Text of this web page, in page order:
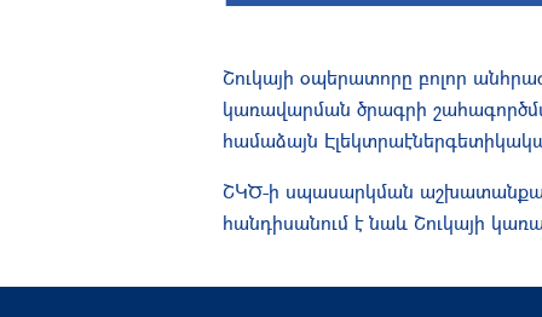
Շուկայի օպերատորը բոլոր
կառավարման ծրագրի
համաձայն
ՇԿԾ-ի սպասարկման
հանդիսանում է նաև Շուկայի